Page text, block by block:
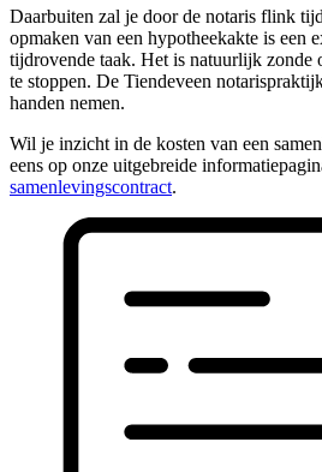
Daarbuiten zal je door de notaris flink
opmaken van een hypotheekakte is een
tijdrovende taak. Het is natuurlijk zonde
te stoppen. De Tiendeveen
handen nemen.
Wil je inzicht in de kosten van een
eens op onze uitgebreide
samenlevingscontract.